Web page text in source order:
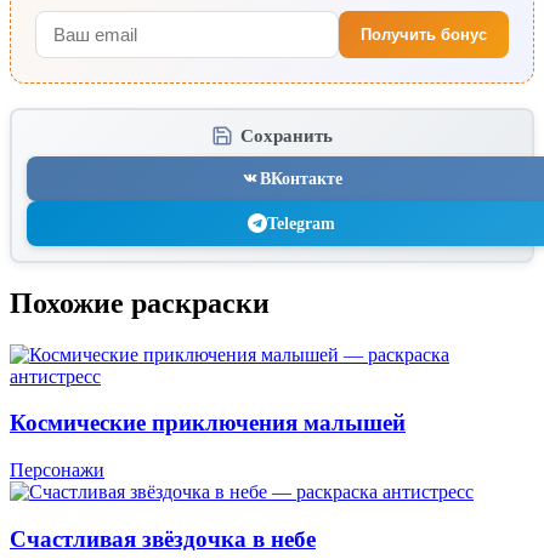
Получить бонус
Сохранить
ВКонтакте
Telegram
Похожие раскраски
Космические приключения малышей
Персонажи
Счастливая звёздочка в небе